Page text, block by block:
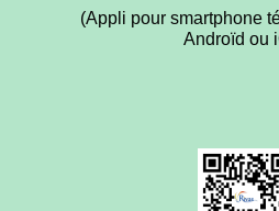
(Appli pour smartphone
Androïd ou